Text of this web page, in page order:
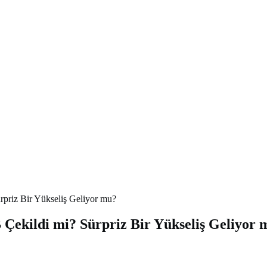
Bir Yükseliş Geliyor mu?
mi? Sürpriz Bir Yükseliş Geliyor